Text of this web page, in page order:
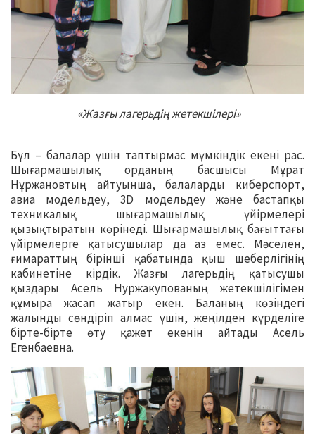
«Жазғы лагерьдің жетекшілері»
Бұл – балалар үшін таптырмас мүмкіндік екені рас.
Шығармашылық орданың басшысы Мұрат
Нұржановтың айтуынша, балаларды киберспорт,
авиа модельдеу, 3D модельдеу және бастапқы
техникалық шығармашылық үйірмелері
қызықтыратын көрінеді. Шығармашылық бағыттағы
үйірмелерге қатысушылар да аз емес. Мәселен,
ғимараттың бірінші қабатында қыш шеберлігінің
кабинетіне кірдік. Жазғы лагерьдің қатысушы
қыздары Асель Нуржакупованың жетекшілігімен
құмыра жасап жатыр екен. Баланың көзіндегі
жалынды сөндіріп алмас үшін, жеңілден күрделіге
бірте-бірте өту қажет екенін айтады Асель
Егенбаевна.